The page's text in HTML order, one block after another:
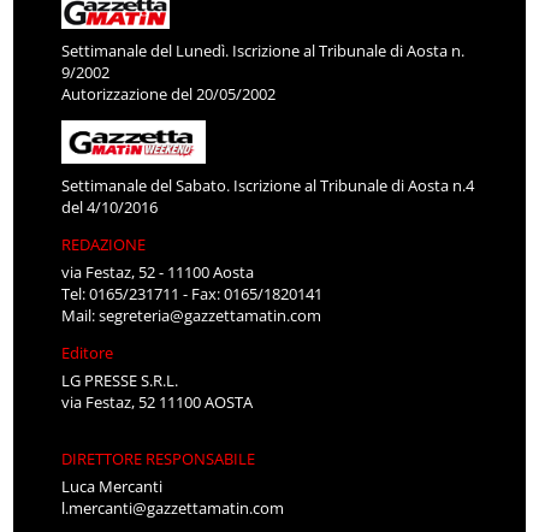
Settimanale del Lunedì. Iscrizione al Tribunale di Aosta n.
9/2002
Autorizzazione del 20/05/2002
Settimanale del Sabato. Iscrizione al Tribunale di Aosta n.4
del 4/10/2016
REDAZIONE
via Festaz, 52 - 11100 Aosta
Tel: 0165/231711 - Fax: 0165/1820141
Mail:segreteria@gazzettamatin.com
Editore
LG PRESSE S.R.L.
via Festaz, 52 11100 AOSTA
DIRETTORE RESPONSABILE
Luca Mercanti
l.mercanti@gazzettamatin.com